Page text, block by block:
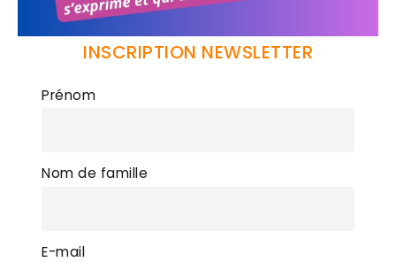
INSCRIPTION NEWSLETTER
Prénom
Nom de famille
E-mail